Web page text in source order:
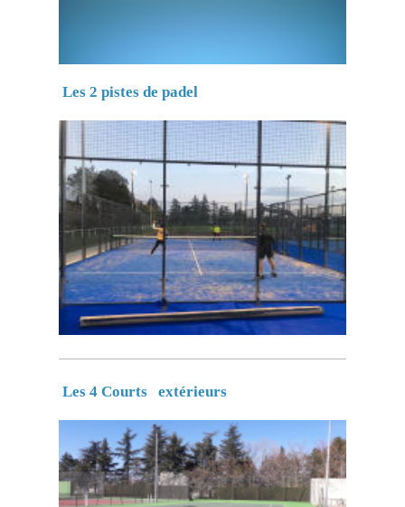
Les 2 pistes de padel
Les 4 Courts extérieurs